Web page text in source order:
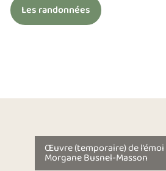
Les randonnées
Œuvre (temporaire) de
Morgane Busnel-Masson